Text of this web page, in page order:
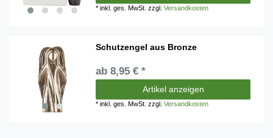
*inkl. ges. MwSt. zzgl.Versandkosten
Schutzengel aus Bronze
ab 8,95 € *
Artikel anzeigen
*inkl. ges. MwSt. zzgl.Versandkosten